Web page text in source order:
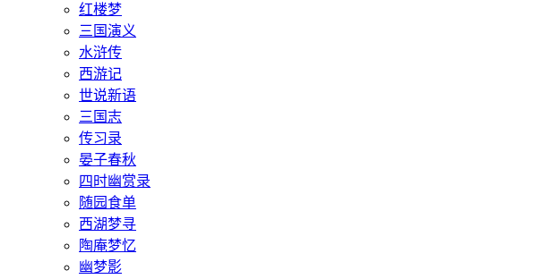
红楼梦
三国演义
水浒传
西游记
世说新语
三国志
传习录
晏子春秋
四时幽赏录
随园食单
西湖梦寻
陶庵梦忆
幽梦影